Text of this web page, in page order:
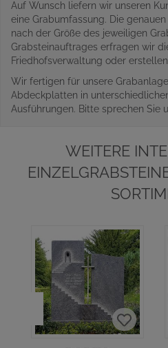
Auf Wunsch liefern wir unseren
eine Grabumfassung. Die
nach der Größe des jeweiligen
Grabsteinauftrages erfragen wir
Friedhofsverwaltung oder
Wir fertigen für unsere
Abdeckplatten in
Ausführungen. Bitte sprechen Sie
WEITERE